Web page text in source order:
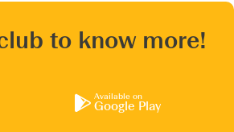
to know more!
Available on
Google Play